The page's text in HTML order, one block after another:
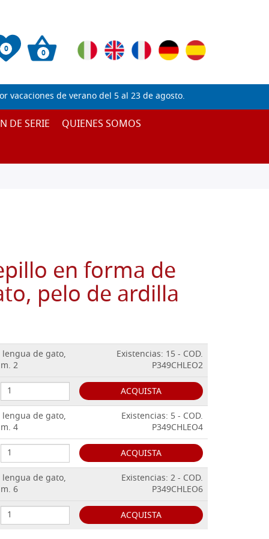
0 0
vacaciones de verano del 5 al 23 de agosto.
DE SERIE QUIENES SOMOS
en forma de
pelo de ardilla
lengua de gato,
2
Existencias: 15 - COD.
P349CHLEO2
ACQUISTA
lengua de gato,
4
Existencias: 5 - COD.
P349CHLEO4
ACQUISTA
lengua de gato,
6
Existencias: 2 - COD.
P349CHLEO6
ACQUISTA